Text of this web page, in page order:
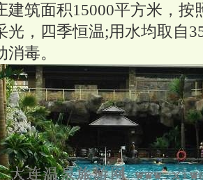
建筑面积15000平方米 ，
光，四季恒温;用水均取自
毒。